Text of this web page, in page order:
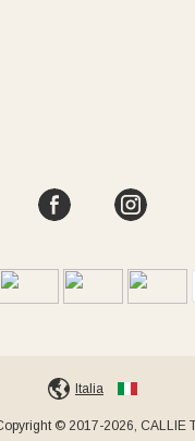
Italia
© 2017-2026, CALLIE